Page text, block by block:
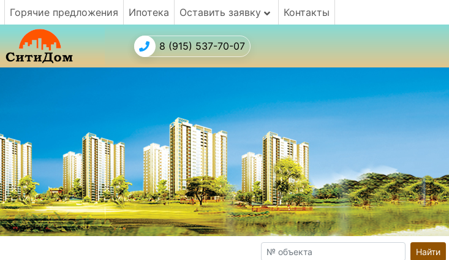
Горячие предложения Ипотека Оставить заявку Контакты
8 (915) 537-70-07
Найти